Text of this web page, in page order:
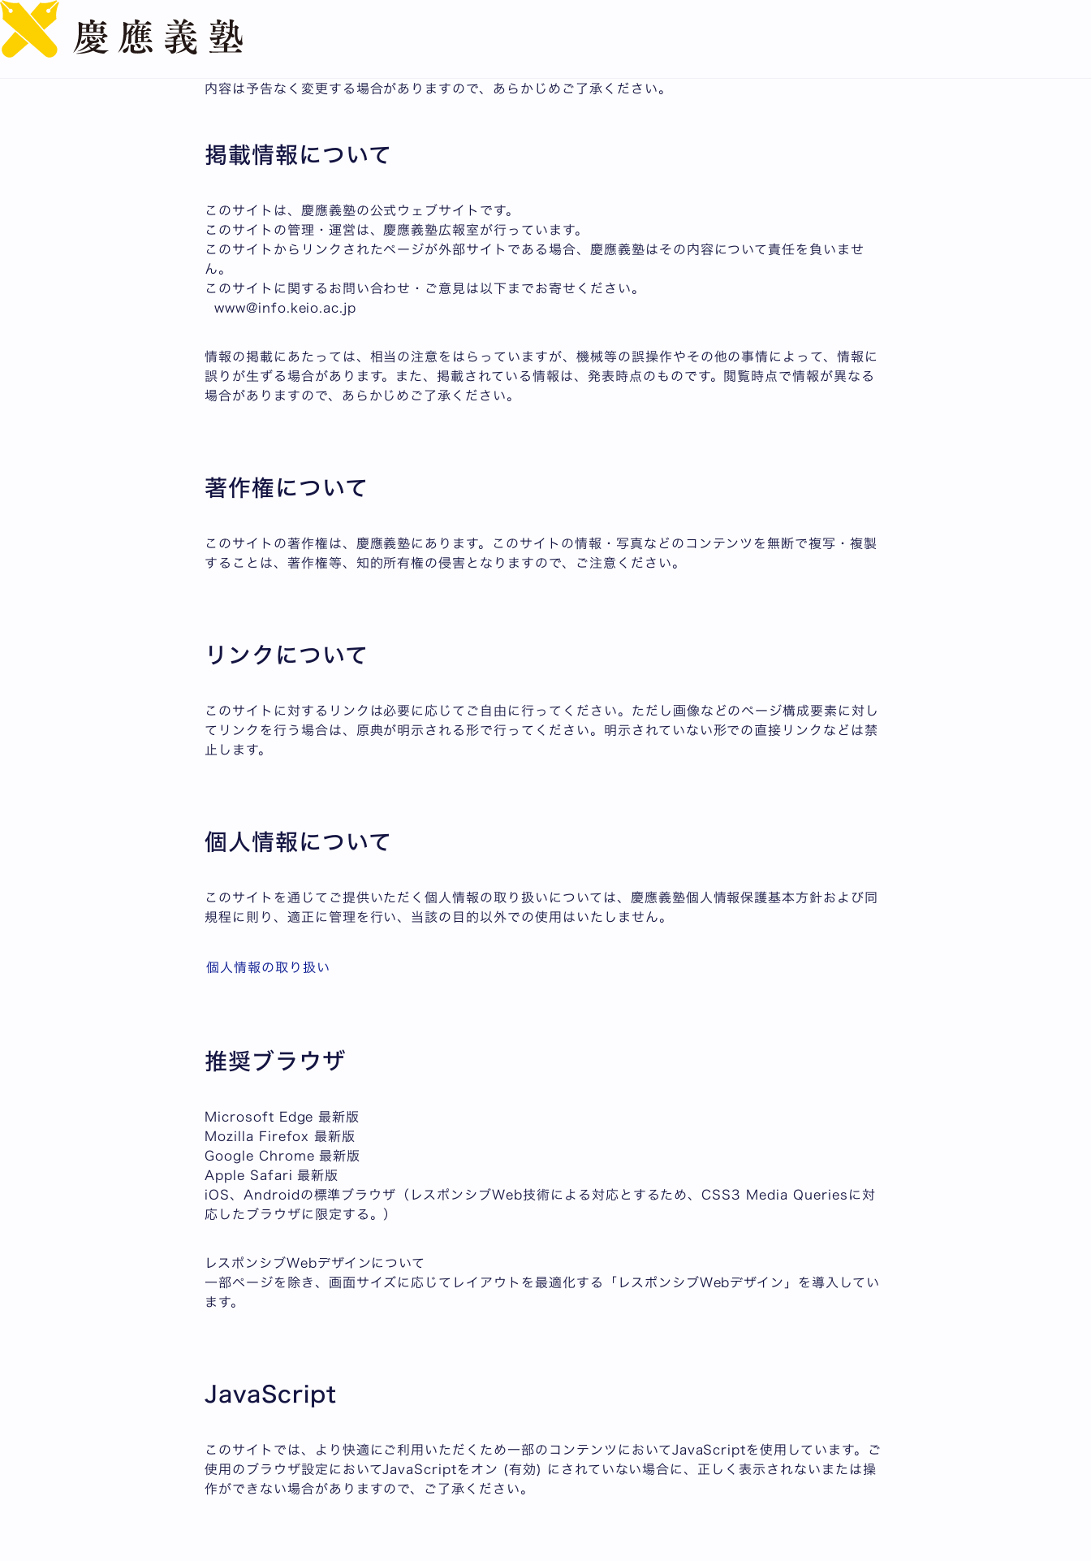
このサイトについて
内容は予告なく変更する場合がありますので、あらかじめご了承ください。
掲載情報について
このサイトは、慶應義塾の公式ウェブサイトです。
このサイトの管理・運営は、慶應義塾広報室が行っています。
このサイトからリンクされたページが外部サイトである場合、慶應義塾はその内容について責任を負いませ
ん。
このサイトに関するお問い合わせ・ご意見は以下までお寄せください。
www@info.keio.ac.jp
情報の掲載にあたっては、相当の注意をはらっていますが、機械等の誤操作やその他の事情によって、情報に
誤りが生ずる場合があります。また、掲載されている情報は、発表時点のものです。閲覧時点で情報が異なる
場合がありますので、あらかじめご了承ください。
著作権について
このサイトの著作権は、慶應義塾にあります。このサイトの情報・写真などのコンテンツを無断で複写・複製
することは、著作権等、知的所有権の侵害となりますので、ご注意ください。
リンクについて
このサイトに対するリンクは必要に応じてご自由に行ってください。ただし画像などのページ構成要素に対し
てリンクを行う場合は、原典が明示される形で行ってください。明示されていない形での直接リンクなどは禁
止します。
個人情報について
このサイトを通じてご提供いただく個人情報の取り扱いについては、慶應義塾個人情報保護基本方針および同
規程に則り、適正に管理を行い、当該の目的以外での使用はいたしません。
個人情報の取り扱い
推奨ブラウザ
Microsoft Edge 最新版
Mozilla Firefox 最新版
Google Chrome 最新版
Apple Safari 最新版
iOS、Androidの標準ブラウザ（レスポンシブWeb技術による対応とするため、CSS3 Media Queriesに対
応したブラウザに限定する。）
レスポンシブWebデザインについて
一部ページを除き、画面サイズに応じてレイアウトを最適化する「レスポンシブWebデザイン」を導入してい
ます。
JavaScript
このサイトでは、より快適にご利用いただくため一部のコンテンツにおいてJavaScriptを使用しています。ご
使用のブラウザ設定においてJavaScriptをオン (有効) にされていない場合に、正しく表示されないまたは操
作ができない場合がありますので、ご了承ください。